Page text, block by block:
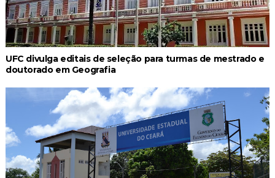
UFC divulga editais de seleção para turmas de mestrado e
doutorado em Geografia